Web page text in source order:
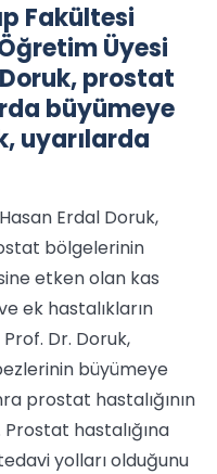
Fakültesi
Üyesi
prostat
büyümeye
uyarılarda
Erdal Doruk,
bölgelerinin
etken olan kas
ek hastalıkların
Dr. Doruk,
büyümeye
prostat hastalığının
hastalığına
yolları olduğunu